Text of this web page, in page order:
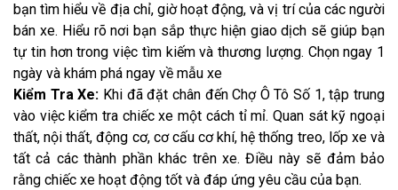
bạn tìm hiểu về địa chỉ, giờ hoạt động, và vị trí của các người
bán xe. Hiểu rõ nơi bạn sắp thực hiện giao dịch sẽ giúp bạn
tự tin hơn trong việc tìm kiếm và thương lượng. Chọn ngay 1
ngày và khám phá ngay về mẫu xe
Kiểm Tra Xe: Khi đã đặt chân đến Chợ Ô Tô Số 1, tập trung
vào việc kiểm tra chiếc xe một cách tỉ mỉ. Quan sát kỹ ngoại
thất, nội thất, động cơ, cơ cấu cơ khí, hệ thống treo, lốp xe và
tất cả các thành phần khác trên xe. Điều này sẽ đảm bảo
rằng chiếc xe hoạt động tốt và đáp ứng yêu cầu của bạn.